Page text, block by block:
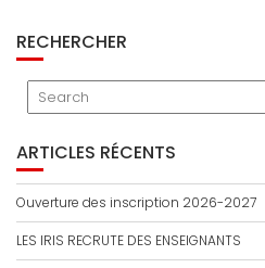
b
o
o
k
n
g
e
r
p
p
n
RECHERCHER
ARTICLES RÉCENTS
Ouverture des inscription 2026-2027
LES IRIS RECRUTE DES ENSEIGNANTS